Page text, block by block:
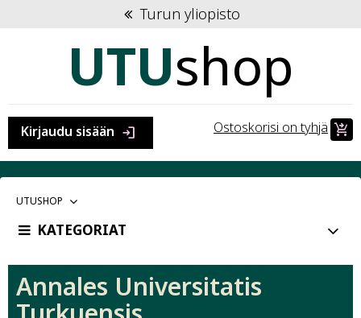
Turun yliopisto
UTUshop
Kirjaudu sisään login Ostoskorisi on tyhjä shopping_cart_checkout
VALITTU
UTUSHOP
KATEGORIAT
Annales Universitatis